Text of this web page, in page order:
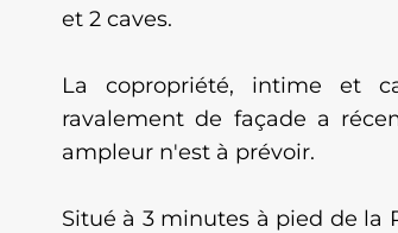
et 2 caves.
La copropriété, intime et
ravalement de façade a
ampleur n'est à prévoir.
Situé à 3 minutes à pied de la